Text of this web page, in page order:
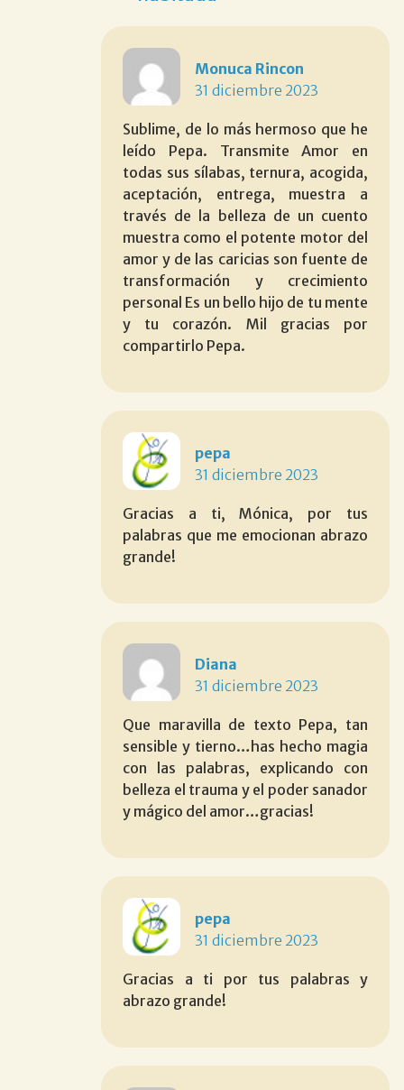
Monuca Rincon
31 diciembre 2023
Sublime, de lo más hermoso que he
leído Pepa. Transmite Amor en
todas sus sílabas, ternura, acogida,
aceptación, entrega, muestra a
través de la belleza de un cuento
muestra como el potente motor del
amor y de las caricias son fuente de
transformación y crecimiento
personal Es un bello hijo de tu mente
y tu corazón. Mil gracias por
compartirlo Pepa.
pepa
31 diciembre 2023
Gracias a ti, Mónica, por tus
palabras que me emocionan abrazo
grande!
Diana
31 diciembre 2023
Que maravilla de texto Pepa, tan
sensible y tierno…has hecho magia
con las palabras, explicando con
belleza el trauma y el poder sanador
y mágico del amor…gracias!
pepa
31 diciembre 2023
Gracias a ti por tus palabras y
abrazo grande!